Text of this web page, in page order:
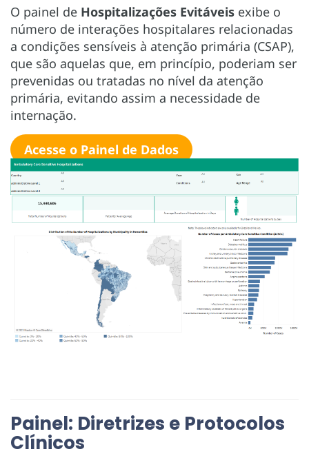
O painel de Hospitalizações Evitáveis exibe o
número de interações hospitalares relacionadas
a condições sensíveis à atenção primária (CSAP),
que são aquelas que, em princípio, poderiam ser
prevenidas ou tratadas no nível da atenção
primária, evitando assim a necessidade de
internação.
Acesse o Painel de Dados
Painel: Diretrizes e Protocolos
Clínicos